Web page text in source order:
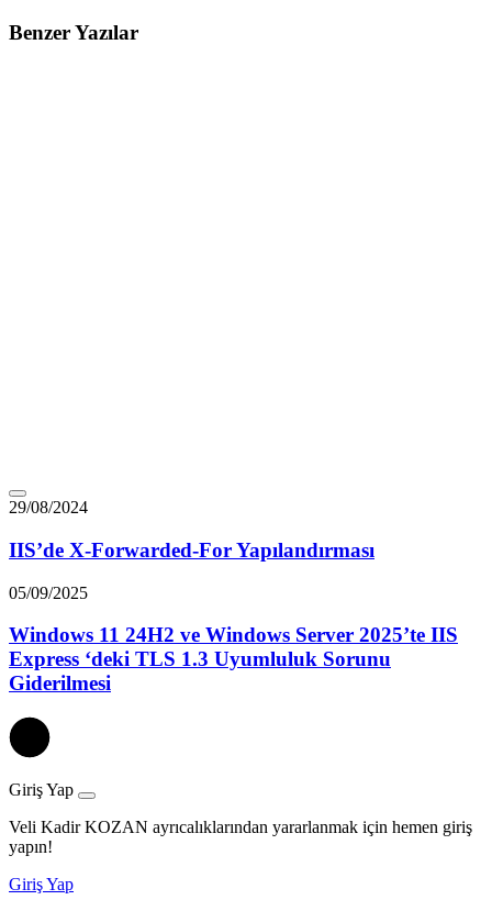
Benzer Yazılar
29/08/2024
IIS’de X-Forwarded-For Yapılandırması
05/09/2025
Windows 11 24H2 ve Windows Server 2025’te IIS
Express ‘deki TLS 1.3 Uyumluluk Sorunu
Giderilmesi
Giriş Yap
Veli Kadir KOZAN ayrıcalıklarından yararlanmak için hemen giriş
yapın!
Giriş Yap